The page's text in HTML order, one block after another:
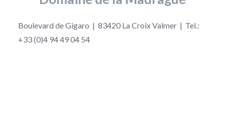
Boulevard de Gigaro | 83420 La Croix Valmer | Tel.:
+33 (0)4 94 49 04 54